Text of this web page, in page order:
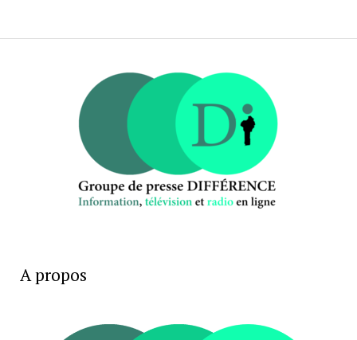
A propos